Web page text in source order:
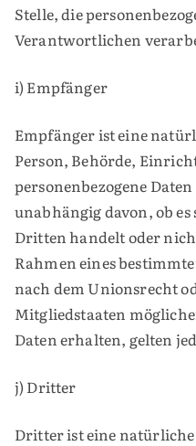
Stelle, die
Verantwortlichen
i) Empfänger
Empfänger ist eine
Person, Behörde,
personenbezogene
unabhängig davon, ob
Dritten handelt oder
Rahmen eines
nach dem Unionsrecht
Mitgliedstaaten
Daten erhalten, gelten
j) Dritter
Dritter ist eine